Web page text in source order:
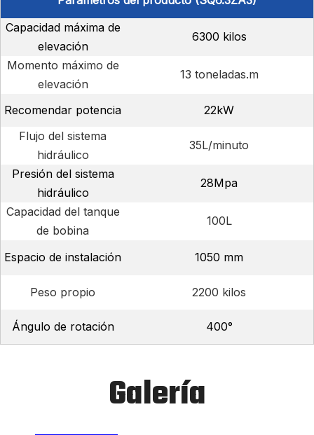
Capacidad máxima de
elevación
6300 kilos
Momento máximo de
elevación
13 toneladas.m
Recomendar potencia
22kW
Flujo del sistema
hidráulico
35L/minuto
Presión del sistema
hidráulico
28Mpa
Capacidad del tanque
de bobina
100L
Espacio de instalación 1050 mm
Peso propio 2200 kilos
Ángulo de rotación 400°
Galería